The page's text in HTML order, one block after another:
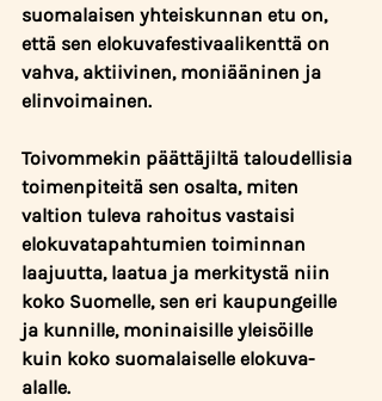
suomalaisen yhteiskunnan etu on,
että sen elokuvafestivaalikenttä on
vahva, aktiivinen, moniääninen ja
elinvoimainen.
Toivommekin päättäjiltä taloudellisia
toimenpiteitä sen osalta, miten
valtion tuleva rahoitus vastaisi
elokuvatapahtumien toiminnan
laajuutta, laatua ja merkitystä niin
koko Suomelle, sen eri kaupungeille
ja kunnille, moninaisille yleisöille
kuin koko suomalaiselle elokuva-
alalle.